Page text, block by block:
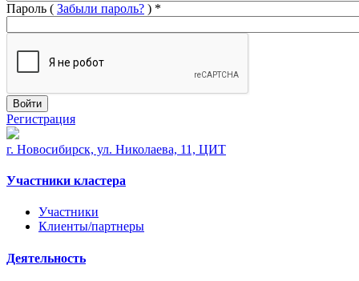
Пароль ( Забыли пароль? ) *
Войти
Регистрация
г. Новосибирск, ул. Николаева, 11, ЦИТ
Участники кластера
Участники
Клиенты/партнеры
Деятельность